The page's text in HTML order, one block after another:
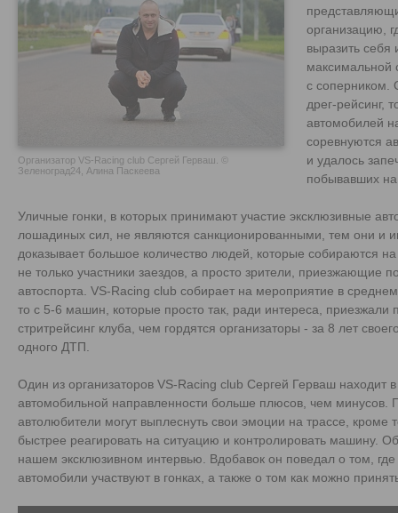
Организатор VS-Racing club Сергей Герваш. ©
Зеленоград24, Алина Паскеева
организацию,
выразить себя
максимальной
с соперником.
дрег-рейсинг,
автомобилей
соревнуются
и удалось
побывавших
Уличные гонки, в которых принимают участие эксклюзивные
лошадиных сил, не являются санкционированными, тем они и
доказывает большое количество людей, которые собираются
не только участники заездов, а просто зрители, приезжающие
автоспорта. VS-Racing club собирает на мероприятие в
то с 5-6 машин, которые просто так, ради интереса, приезжали
стритрейсинг клуба, чем гордятся организаторы - за 8 лет
одного ДТП.
Один из организаторов VS-Racing club Сергей Герваш находит
автомобильной направленности больше плюсов, чем минусов.
автолюбители могут выплеснуть свои эмоции на трассе, кроме
быстрее реагировать на ситуацию и контролировать машину.
нашем эксклюзивном интервью. Вдобавок он поведал о том,
автомобили участвуют в гонках, а также о том как можно